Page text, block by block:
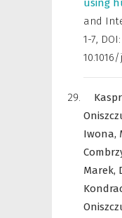
using
and
1-7, DOI:
Iwona,
Marek,